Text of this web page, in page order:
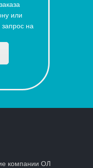
или
на
компании ОЛ